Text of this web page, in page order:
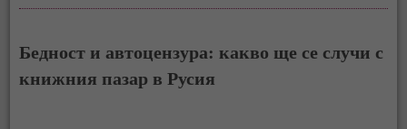
Бедност и автоцензура: какво ще се случи с
книжния пазар в Русия